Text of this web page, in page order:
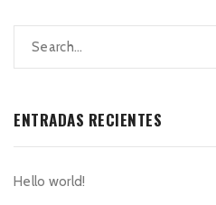
ENTRADAS RECIENTES
Hello world!